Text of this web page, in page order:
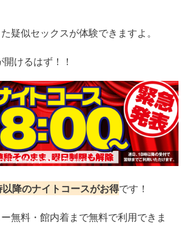
疑似セックスが体験できますよ。
けるはず！！
shopinfo.php?id=542#course
以降のナイトコースがお得です！
無料・館内着まで無料で利用できま